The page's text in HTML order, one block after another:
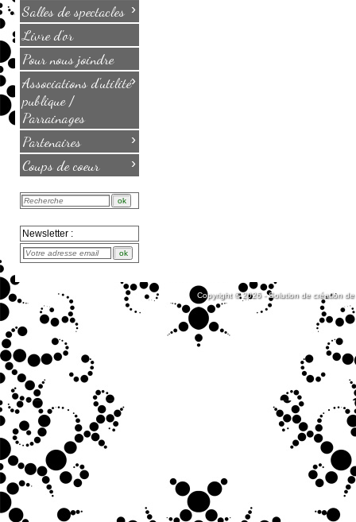
Salles de spectacles ›
Livre d'or
Pour nous joindre
Associations d'utilité
publique /
Parrainages
›
Partenaires ›
Coups de coeur ›
Newsletter :
Copyright © 2026 - Solution de création